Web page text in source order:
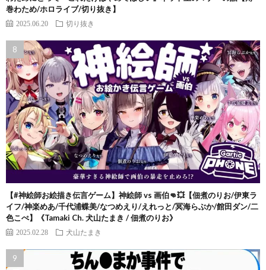
巻わため/ホロライブ/切り抜き】
2025.06.20 切り抜き
【#神絵師お絵描き伝言ゲーム】神絵師 vs 画伯👊💥【佃煮のりお/伊東ラ
イフ/神楽めあ/千代浦蝶美/なつめえり/えれっと/冥海らぶか/館田ダン/二
色こぺ】《Tamaki Ch. 犬山たまき / 佃煮のりお》
2025.02.28 犬山たまき